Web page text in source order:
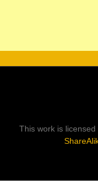
This work is